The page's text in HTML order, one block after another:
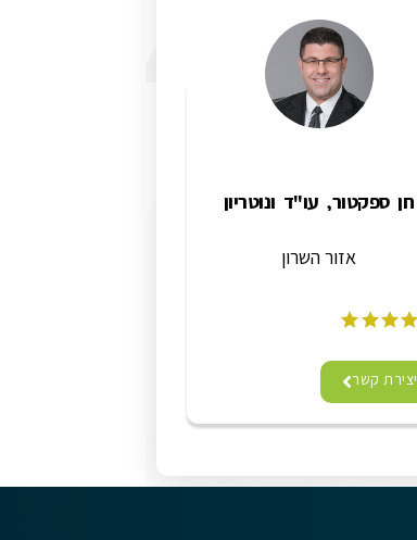
חן ספקטור, עו"ד ונוטריון
אזור השרון
יצירת קשר